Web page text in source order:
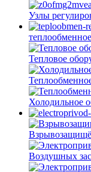
Узлы
Тепловое
Холодильное
Воздушных